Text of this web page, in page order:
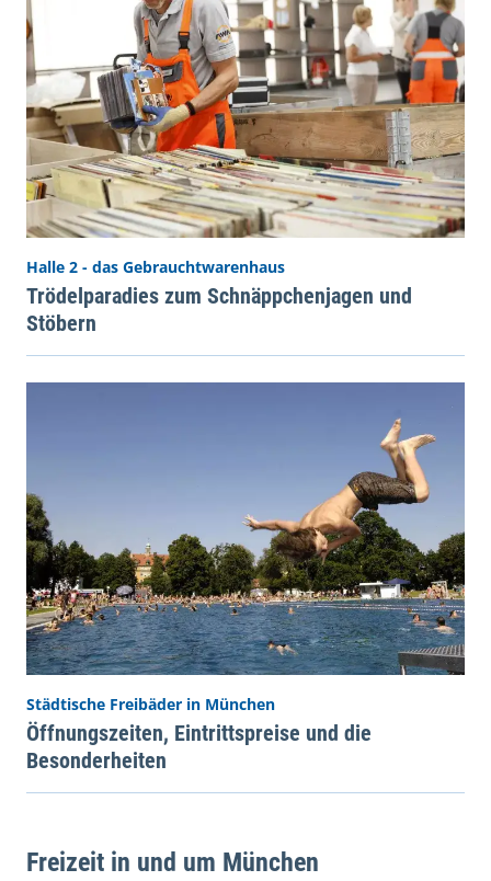
Halle 2 - das Gebrauchtwarenhaus
Trödelparadies zum Schnäppchenjagen und
Stöbern
Städtische Freibäder in München
Öffnungszeiten, Eintrittspreise und die
Besonderheiten
Freizeit in und um München